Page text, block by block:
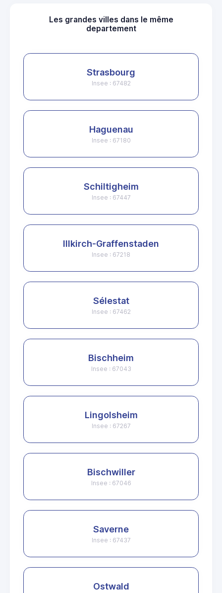
Les grandes villes dans le même
departement
Strasbourg
Insee : 67482
Haguenau
Insee : 67180
Schiltigheim
Insee : 67447
Illkirch-Graffenstaden
Insee : 67218
Sélestat
Insee : 67462
Bischheim
Insee : 67043
Lingolsheim
Insee : 67267
Bischwiller
Insee : 67046
Saverne
Insee : 67437
Ostwald